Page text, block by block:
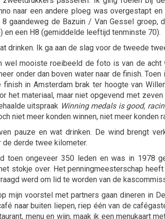
naar een andere ploeg was overgestapt
gaandeweg de Bazuin / Van Gessel groep,
een H8 (gemiddelde leeftijd tenminste 70).
drinken. Ik ga aan de slag voor de tweede
mooiste roeibeeld de foto is van de acht
onder dan boven water naar de finish.
finish in Amsterdam brak ter hoogte van
het materiaal, maar niet opgevend met
uitspraak Winning medals is good,
niet meer konden winnen, niet meer konden
pauze en wat drinken. De wind brengt
de derde twee kilometer.
toen ongeveer 350 leden en was in 1978
stokje over. Het penningmeesterschap
werd om lid te worden van de
mijn voorstel met partners gaan dineren in
naar buiten liepen, riep één van de
menu en wijn, maak ik een menukaart